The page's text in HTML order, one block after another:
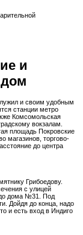
и
и своим удобным
станции метро
Комсомольская
вокзалам.
площадь Покровские
магазинов, торгово-
до центра
Грибоедову.
с улицей
до дома №31. Под
Дойдя до конца, надо
и есть вход в Индиго